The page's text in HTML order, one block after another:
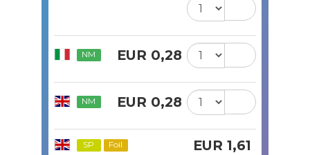
NM EUR 0,28
NM EUR 0,28
SP Foil EUR 1,61